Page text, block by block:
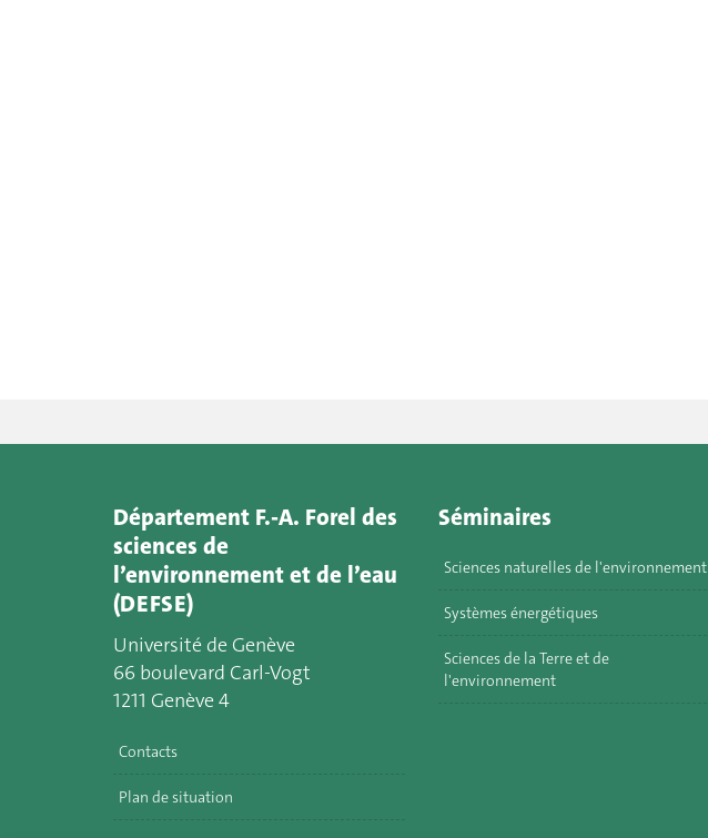
Département F.-A. Forel des
sciences de
l’environnement et de l’eau
(DEFSE)
Université de Genève
66 boulevard Carl-Vogt
1211 Genève 4
Contacts
Plan de situation
Séminaires
Sciences naturelles de l'environnement
Systèmes énergétiques
Sciences de la Terre et de
l'environnement